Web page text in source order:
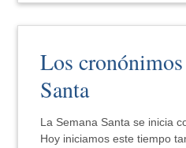
Los
Santa
La Semana Santa se inicia
Hoy iniciamos este tiempo